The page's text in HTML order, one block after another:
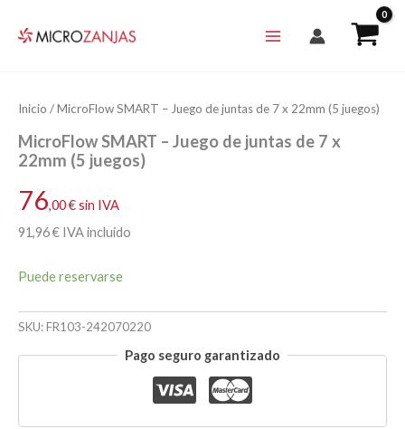
Inicio / MicroFlow SMART – Juego de juntas de 7 x 22mm (5 juegos)
MicroFlow SMART – Juego de juntas de 7 x
22mm (5 juegos)
76,00€sin IVA
91,96€ IVA incluido
Puede reservarse
SKU:FR103-242070220
Pago seguro garantizado